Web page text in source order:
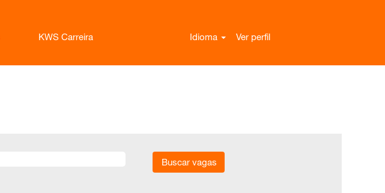
KWS Carreira Idioma Ver perfil